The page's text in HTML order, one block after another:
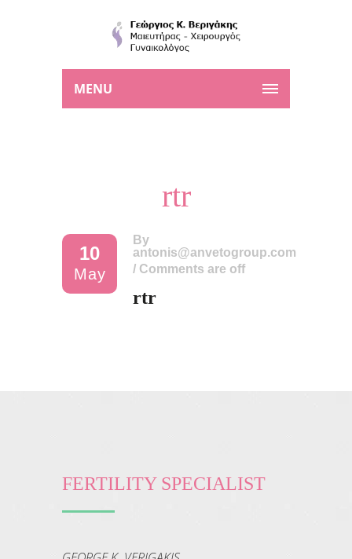
MENU
rtr
10
May
By
antonis@anvetogroup.com
/ Comments are off
rtr
FERTILITY SPECIALIST